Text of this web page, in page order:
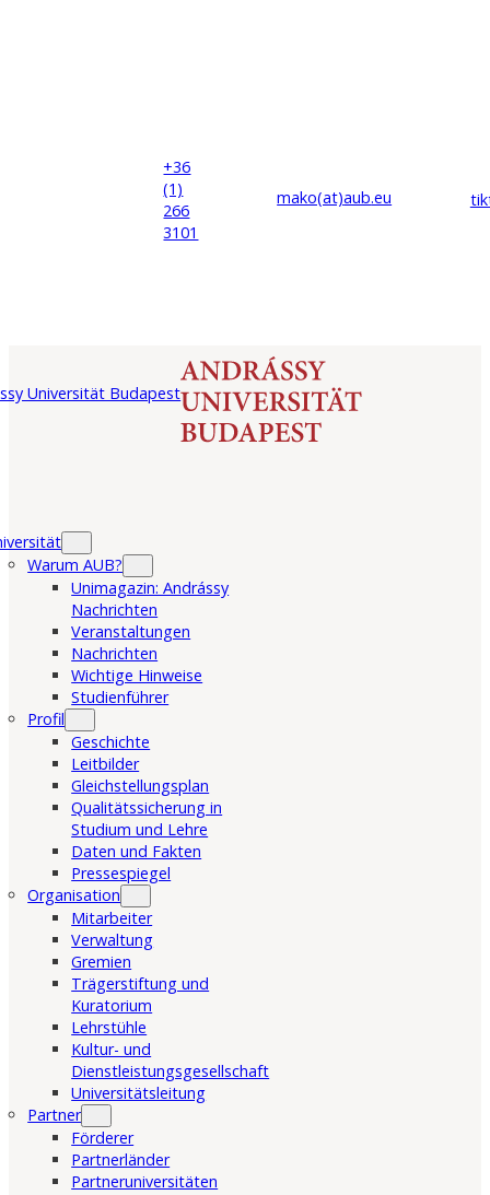
+36
(1)
266
3101
mako(at)aub.eu
Warum AUB?
Unimagazin: Andrássy
Nachrichten
Veranstaltungen
Nachrichten
Wichtige Hinweise
Studienführer
Profil
Geschichte
Leitbilder
Gleichstellungsplan
Qualitätssicherung in
Studium und Lehre
Daten und Fakten
Pressespiegel
Organisation
Mitarbeiter
Verwaltung
Gremien
Trägerstiftung und
Kuratorium
Lehrstühle
Kultur- und
Dienstleistungsgesellschaft
Universitätsleitung
Partner
Förderer
Partnerländer
Partneruniversitäten